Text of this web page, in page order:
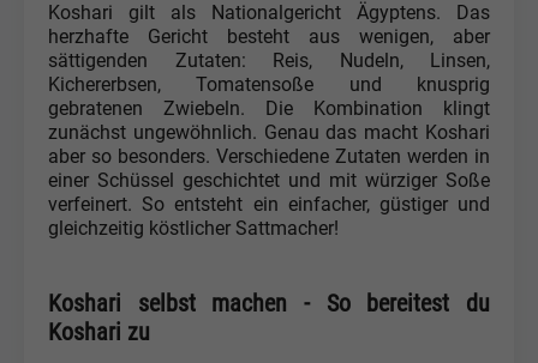
Koshari gilt als Nationalgericht Ägyptens. Das
herzhafte Gericht besteht aus wenigen, aber
sättigenden Zutaten: Reis, Nudeln, Linsen,
Kichererbsen, Tomatensoße und knusprig
gebratenen Zwiebeln. Die Kombination klingt
zunächst ungewöhnlich. Genau das macht Koshari
aber so besonders. Verschiedene Zutaten werden in
einer Schüssel geschichtet und mit würziger Soße
verfeinert. So entsteht ein einfacher, güstiger und
gleichzeitig köstlicher Sattmacher!
Koshari selbst machen - So bereitest du
Koshari zu